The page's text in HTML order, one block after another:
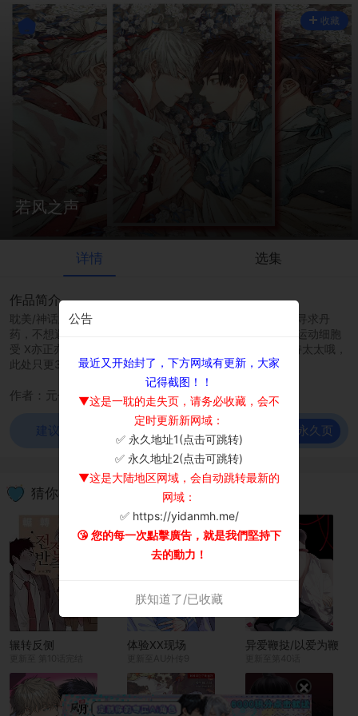
若风之声
收藏
详情 选集
作品简介
耽美/神话/冒险\n王盛星为医治母亲，与好友瀚州一同入海寻求丹
药，不想遇到海难飘落孤岛被丹霞仙人所救......\n忠厚坚毅运动细胞
受 X亦正亦邪傲娇攻 \n是偏写实的佳作，喜欢请去微博支持太太哦，
此处只更3章节，其他可去bilibili漫画追更
作者：元子
建议使用谷歌浏览器观看！ 前往永久页
猜你喜欢
辗转反侧 体验XX现场 异爱鞭挞/以爱为鞭
公告
最近又开始封了，下方网域有更新，大家
记得截图！！
▼这是一耽的走失页，请务必收藏，会不
定时更新新网域：
✅ 永久地址1(点击可跳转)
✅ 永久地址2(点击可跳转)
▼这是大陆地区网域，会自动跳转最新的
网域：
✅ https://yidanmh.me/
😘 您的每一次點擊廣告，就是我們堅持下
去的動力！
朕知道了/已收藏
×